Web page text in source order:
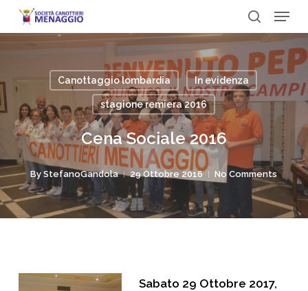
Skip
to
main
search
Menu
Canottaggio lombardia In evidenza
stagione remiera 2016
Cena Sociale 2016
By StefanoGandola 29 Ottobre 2016 No Comments
Sabato 29 Ottobre 2017,
Close
Menu